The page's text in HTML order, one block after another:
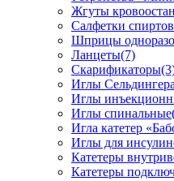
Жгуты
Салфетки
Шприцы
Ланцеты(7)
Скарификаторы
Иглы Сельдингера
Иглы
Иглы спинальные
Игла катетер
Иглы для
Катетеры
Катетеры